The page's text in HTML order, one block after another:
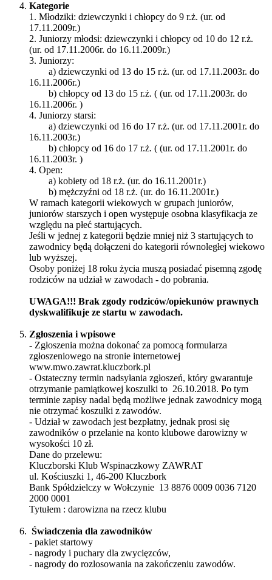
Kategorie
1. Młodziki: dziewczynki i chłopcy do 9 r.ż. (ur. od
17.11.2009r.)
2. Juniorzy młodsi: dziewczynki i chłopcy od 10 do 12 r.ż.
(ur. od 17.11.2006r. do 16.11.2009r.)
3. Juniorzy:
a) dziewczynki od 13 do 15 r.ż. (ur. od 17.11.2003r. do
16.11.2006r.)
b) chłopcy od 13 do 15 r.ż. ( (ur. od 17.11.2003r. do
16.11.2006r. )
4. Juniorzy starsi:
a) dziewczynki od 16 do 17 r.ż. (ur. od 17.11.2001r. do
16.11.2003r.)
b) chłopcy od 16 do 17 r.ż. ( (ur. od 17.11.2001r. do
16.11.2003r. )
4. Open:
a) kobiety od 18 r.ż. (ur. do 16.11.2001r.)
b) mężczyźni od 18 r.ż. (ur. do 16.11.2001r.)
W ramach kategorii wiekowych w grupach juniorów,
juniorów starszych i open występuje osobna klasyfikacja ze
względu na płeć startujących.
Jeśli w jednej z kategorii będzie mniej niż 3 startujących to
zawodnicy będą dołączeni do kategorii równoległej wiekowo
lub wyższej.
Osoby poniżej 18 roku życia muszą posiadać pisemną zgodę
rodziców na udział w zawodach - do pobrania.
UWAGA!!! Brak zgody rodziców/opiekunów prawnych
dyskwalifikuje ze startu w zawodach.
Zgłoszenia i wpisowe
- Zgłoszenia można dokonać za pomocą formularza
zgłoszeniowego na stronie internetowej
www.mwo.zawrat.kluczbork.pl
- Ostateczny termin nadsyłania zgłoszeń, który gwarantuje
otrzymanie pamiątkowej koszulki to 26.10.2018. Po tym
terminie zapisy nadal będą możliwe jednak zawodnicy mogą
nie otrzymać koszulki z zawodów.
- Udział w zawodach jest bezpłatny, jednak prosi się
zawodników o przelanie na konto klubowe darowizny w
wysokości 10 zł.
Dane do przelewu:
Kluczborski Klub Wspinaczkowy ZAWRAT
ul. Kościuszki 1, 46-200 Kluczbork
Bank Spółdzielczy w Wołczynie 13 8876 0009 0036 7120
2000 0001
Tytułem : darowizna na rzecz klubu
Świadczenia dla zawodników
- pakiet startowy
- nagrody i puchary dla zwycięzców,
- nagrody do rozlosowania na zakończeniu zawodów.